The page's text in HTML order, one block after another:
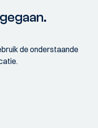
de onderstaande